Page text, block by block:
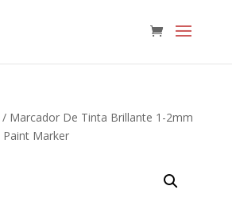
Marcador De Tinta Brillante 1-2mm
Paint Marker